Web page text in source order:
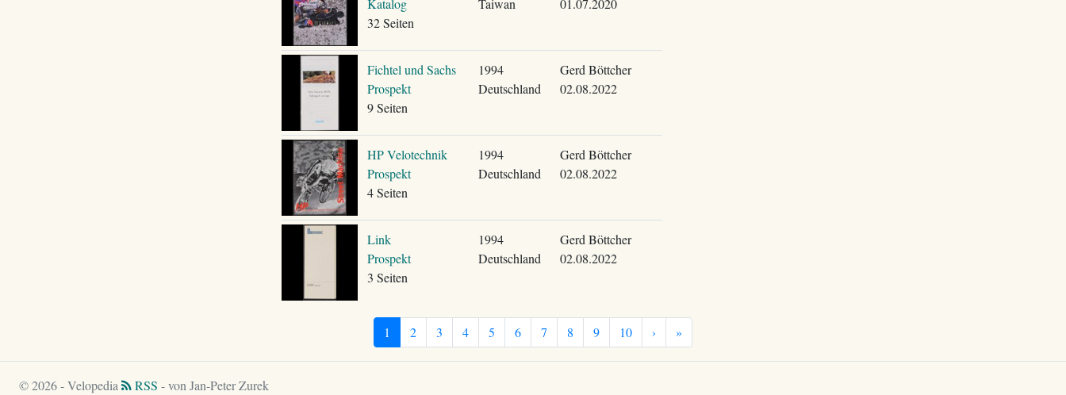
Katalog
32 Seiten
Taiwan
01.07.2020
Fichtel und Sachs
Prospekt
9 Seiten
1994
Deutschland
Gerd Böttcher
02.08.2022
HP Velotechnik
Prospekt
4 Seiten
1994
Deutschland
Gerd Böttcher
02.08.2022
Link
Prospekt
3 Seiten
1994
Deutschland
Gerd Böttcher
02.08.2022
1 2 3 4 5 6 7 8 9 10 › »
© 2026 - Velopedia RSS - von Jan-Peter Zurek